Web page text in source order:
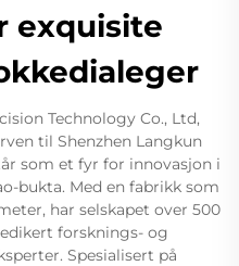
exquisite
Technology Co., Ltd,
til Shenzhen Langkun
som et fyr for innovasjon i
bukta. Med en fabrikk som
har selskapet over 500
forsknings- og
Spesialisert på